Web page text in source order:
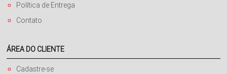
Política de Entrega
Contato
ÁREA DO CLIENTE
Cadastre-se